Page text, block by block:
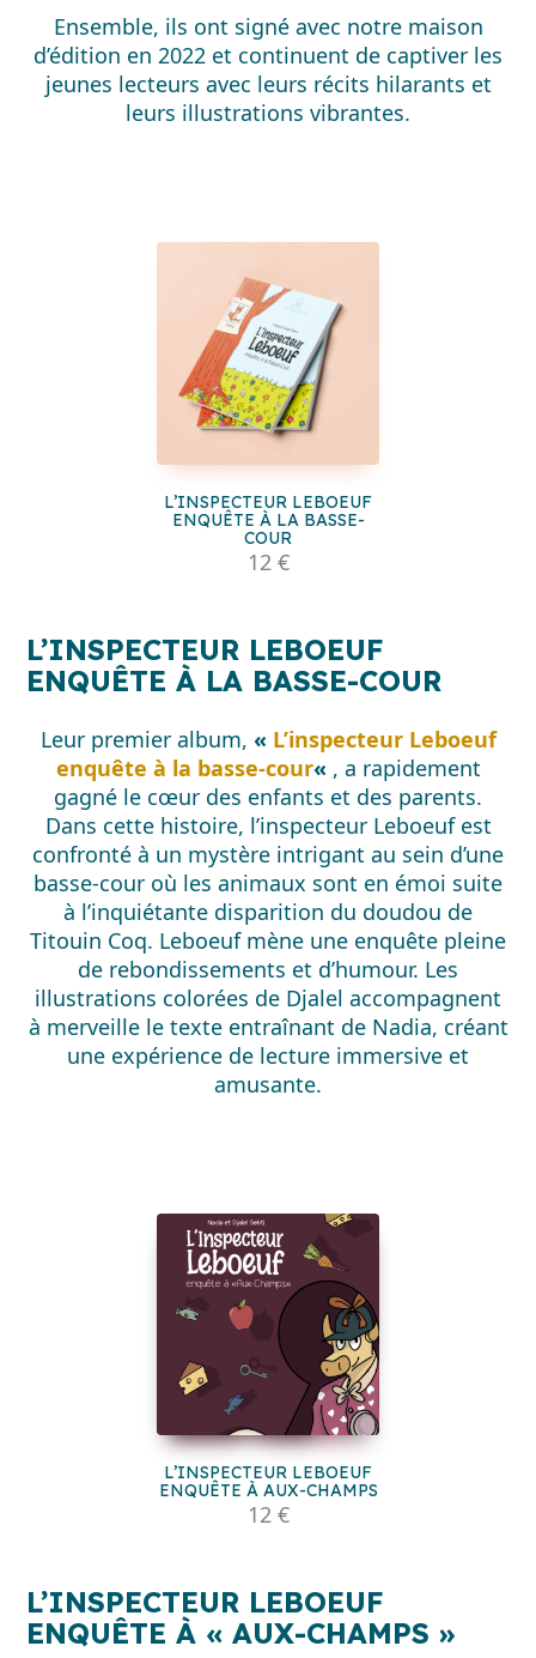
Ensemble, ils ont signé avec notre maison
d’édition en 2022 et continuent de captiver les
jeunes lecteurs avec leurs récits hilarants et
leurs illustrations vibrantes.
L’INSPECTEUR LEBOEUF
ENQUÊTE À LA BASSE-COUR
Leur premier album, « L’inspecteur Leboeuf
enquête à la basse-cour« , a rapidement
gagné le cœur des enfants et des parents.
Dans cette histoire, l’inspecteur Leboeuf est
confronté à un mystère intrigant au sein d’une
basse-cour où les animaux sont en émoi suite
à l’inquiétante disparition du doudou de
Titouin Coq. Leboeuf mène une enquête pleine
de rebondissements et d’humour. Les
illustrations colorées de Djalel accompagnent
à merveille le texte entraînant de Nadia, créant
une expérience de lecture immersive et
amusante.
L’INSPECTEUR LEBOEUF
ENQUÊTE À LA BASSE-
COUR
12 €
L’INSPECTEUR LEBOEUF
ENQUÊTE À AUX-CHAMPS
12 €
L’INSPECTEUR LEBOEUF
ENQUÊTE À « AUX-CHAMPS »